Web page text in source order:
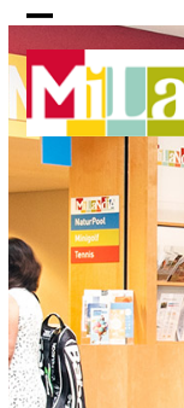
Skip
content
Open
mobile
menu
Close
mobile
menu